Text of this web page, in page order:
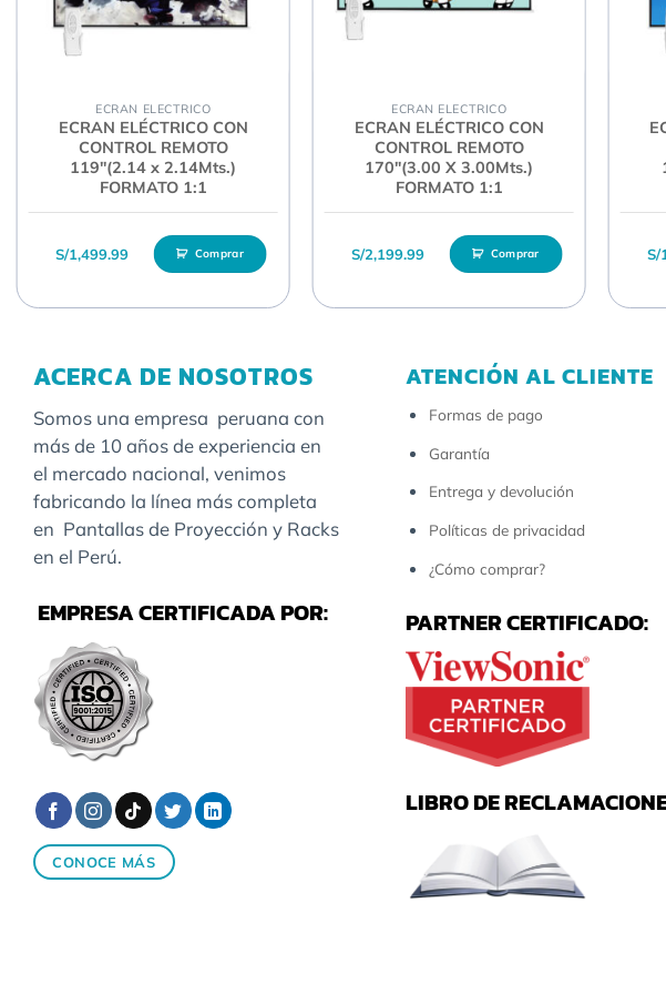
INCLUYE
Fácil de instalar y usar, retardante al fuego y de facil limpieza.
ECRAN ELECTRICO
ECRAN ELÉCTRICO CON
CONTROL REMOTO
119″(2.14 x 2.14Mts.)
FORMATO 1:1
S/1,499.99 Comprar
ECRAN ELECTRICO
ECRAN ELÉCTRICO CON
CONTROL REMOTO
170″(3.00 X 3.00Mts.)
FORMATO 1:1
S/2,199.99 Comprar S/
ACERCA DE NOSOTROS
Somos una empresa peruana con
más de 10 años de experiencia en
el mercado nacional, venimos
fabricando la línea más completa
en Pantallas de Proyección y Racks
en el Perú.
EMPRESA CERTIFICADA POR:
CONOCE MÁS
ATENCIÓN AL CLIENTE
Formas de pago
Garantía
Entrega y devolución
Políticas de privacidad
¿Cómo comprar?
PARTNER CERTIFICADO:
LIBRO DE